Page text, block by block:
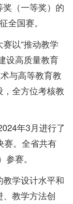
（一等奖）的
全国赛。
以“推动教学
设高质量教育
与高等教育教
全方位考核教
年3月进行了
赛。全省共有
赛。
学设计水平和
教学方法创